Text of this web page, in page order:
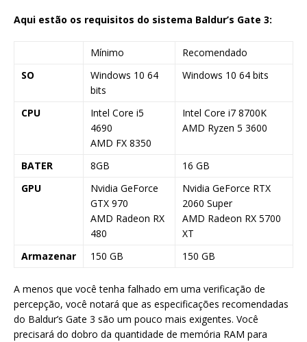
Aqui estão os requisitos do sistema Baldur’s Gate 3:
Mínimo
Recomendado
SO
Windows 10 64
bits
Windows 10 64 bits
CPU
Intel Core i5
4690
AMD FX 8350
Intel Core i7 8700K
AMD Ryzen 5 3600
BATER 8GB
16 GB
GPU
Nvidia GeForce
GTX 970
AMD Radeon RX
480
Nvidia GeForce RTX
2060 Super
AMD Radeon RX 5700
XT
Armazenar
150 GB 150 GB
A menos que você tenha falhado em uma verificação de
percepção, você notará que as especificações recomendadas
do Baldur’s Gate 3 são um pouco mais exigentes. Você
precisará do dobro da quantidade de memória RAM para